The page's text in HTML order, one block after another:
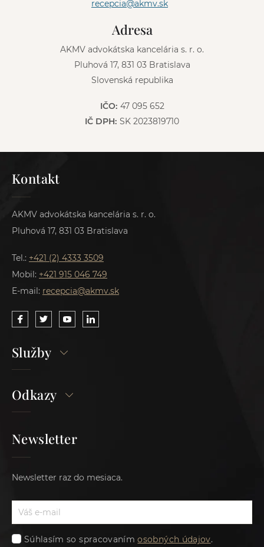
recepcia@akmv.sk
Adresa
AKMV advokátska kancelária s. r. o.
Pluhová 17, 831 03 Bratislava
Slovenská republika
IČO: 47 095 652
IČ DPH: SK 2023819710
Kontakt
AKMV advokátska kancelária s. r. o.
Pluhová 17, 831 03 Bratislava
Tel.: +421 (2) 4333 3509
Mobil: +421 915 046 749
E-mail: recepcia@akmv.sk
Služby
Odkazy
Newsletter
Newsletter raz do mesiaca.
Súhlasím so spracovanímosobných údajov.